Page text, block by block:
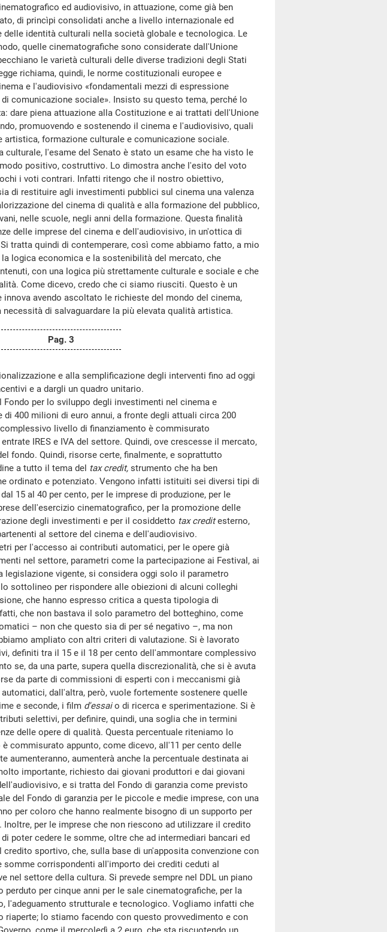
ed audiovisivo, in attuazione, come già ben
di princìpi consolidati anche a livello internazionale ed
delle identità culturali nella società globale e tecnologica. Le
quelle cinematografiche sono considerate dall'Unione
le varietà culturali delle diverse tradizioni degli Stati
richiama, quindi, le norme costituzionali europee e
e l'audiovisivo «fondamentali mezzi di espressione
comunicazione sociale». Insisto su questo tema, perché lo
dare piena attuazione alla Costituzione e ai trattati dell'Unione
promuovendo e sostenendo il cinema e l'audiovisivo, quali
artistica, formazione culturale e comunicazione sociale.
culturale, l'esame del Senato è stato un esame che ha visto le
positivo, costruttivo. Lo dimostra anche l'esito del voto
i voti contrari. Infatti ritengo che il nostro obiettivo,
di restituire agli investimenti pubblici sul cinema una valenza
del cinema di qualità e alla formazione del pubblico,
nelle scuole, negli anni della formazione. Questa finalità
delle imprese del cinema e dell'audiovisivo, in un'ottica di
tratta quindi di contemperare, così come abbiamo fatto, a mio
logica economica e la sostenibilità del mercato, che
con una logica più strettamente culturale e sociale e che
Come dicevo, credo che ci siamo riusciti. Questo è un
avendo ascoltato le richieste del mondo del cinema,
di salvaguardare la più elevata qualità artistica.
Pag. 3
e alla semplificazione degli interventi fino ad oggi
e a dargli un quadro unitario.
per lo sviluppo degli investimenti nel cinema e
di 400 milioni di euro annui, a fronte degli attuali circa 200
livello di finanziamento è commisurato
IRES e IVA del settore. Quindi, ove crescesse il mercato,
fondo. Quindi, risorse certe, finalmente, e soprattutto
a tutto il tema del tax credit, strumento che ha ben
ordinato e potenziato. Vengono infatti istituiti sei diversi tipi di
15 al 40 per cento, per le imprese di produzione, per le
dell'esercizio cinematografico, per la promozione delle
degli investimenti e per il cosiddetto tax creditesterno,
al settore del cinema e dell'audiovisivo.
per l'accesso ai contributi automatici, per le opere già
nel settore, parametri come la partecipazione ai Festival, ai
legislazione vigente, si considera oggi solo il parametro
sottolineo per rispondere alle obiezioni di alcuni colleghi
che hanno espresso critica a questa tipologia di
che non bastava il solo parametro del botteghino, come
– non che questo sia di per sé negativo –, ma non
ampliato con altri criteri di valutazione. Si è lavorato
definiti tra il 15 e il 18 per cento dell'ammontare complessivo
se, da una parte, supera quella discrezionalità, che si è avuta
da parte di commissioni di esperti con i meccanismi già
dall'altra, però, vuole fortemente sostenere quelle
e seconde, i film d'essaio di ricerca e sperimentazione. Si è
selettivi, per definire, quindi, una soglia che in termini
delle opere di qualità. Questa percentuale riteniamo lo
commisurato appunto, come dicevo, all'11 per cento delle
aumenteranno, aumenterà anche la percentuale destinata ai
importante, richiesto dai giovani produttori e dai giovani
e si tratta del Fondo di garanzia come previsto
del Fondo di garanzia per le piccole e medie imprese, con una
per coloro che hanno realmente bisogno di un supporto per
per le imprese che non riescono ad utilizzare il credito
poter cedere le somme, oltre che ad intermediari bancari ed
sportivo, che, sulla base di un'apposita convenzione con
somme corrispondenti all'importo dei crediti ceduti al
nel settore della cultura. Si prevede sempre nel DDL un piano
per cinque anni per le sale cinematografiche, per la
l'adeguamento strutturale e tecnologico. Vogliamo infatti che
riaperte; lo stiamo facendo con questo provvedimento e con